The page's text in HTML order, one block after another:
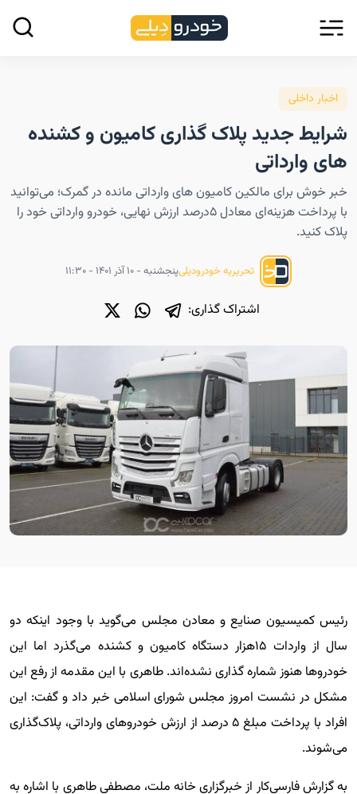
اخبار داخلی
شرایط جدید پلاک گذاری کامیون و کشنده
های وارداتی
خبر خوش برای مالکین کامیون های وارداتی مانده در گمرک؛ می‌توانید
با پرداخت هزینه‌‎ای معادل ۵درصد ارزش نهایی، خودرو وارداتی خود را
پلاک کنید.
تحریریه خودرودیلیپنجشنبه - ۱۰ آذر ۱۴۰۱ - ۱۱:۳۰
اشتراک گذاری:
رئیس کمیسیون صنایع و معادن مجلس می‌گوید با وجود اینکه دو
سال از واردات ۱۵هزار دستگاه کامیون و کشنده می‌گذرد اما این
خودروها هنوز شماره گذاری نشده‌اند. طاهری با این مقدمه از رفع این
مشکل در نشست امروز مجلس شورای اسلامی خبر داد و گفت: این
افراد با پرداخت مبلغ ۵ درصد از ارزش خودروهای وارداتی، پلاک‌گذاری
می‌شوند.
به گزارش فارسی‌کار از خبرگزاری خانه ملت، مصطفی طاهری با اشاره به